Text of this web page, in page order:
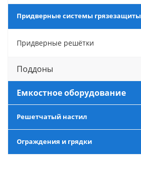
Придверные системы грязезащиты
Придверные решётки
Поддоны
Емкостное оборудование
Решетчатый настил
Ограждения и грядки